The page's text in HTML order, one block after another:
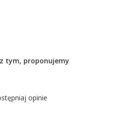
tym, proponujemy
opinie